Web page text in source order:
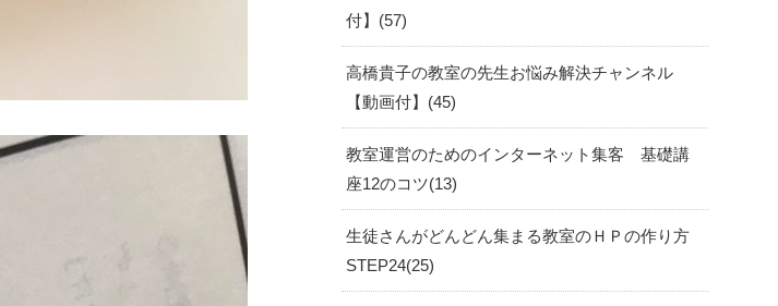
付】
57
高橋貴子の教室の先生お悩み解決チャンネル
【動画付】
45
教室運営のためのインターネット集客 基礎講
座12のコツ 13
生徒さんがどんどん集まる教室のＨＰの作り方
STEP24 25